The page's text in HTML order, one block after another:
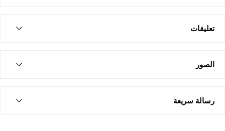
تعليقات
الصور
رسالة سريعة